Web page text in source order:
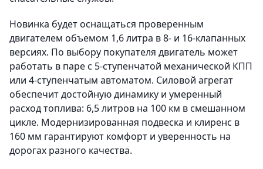
Новинка будет оснащаться проверенным
двигателем объемом 1,6 литра в 8- и 16-клапанных
версиях. По выбору покупателя двигатель может
работать в паре с 5-ступенчатой механической КПП
или 4-ступенчатым автоматом. Силовой агрегат
обеспечит достойную динамику и умеренный
расход топлива: 6,5 литров на 100 км в смешанном
цикле. Модернизированная подвеска и клиренс в
160 мм гарантируют комфорт и уверенность на
дорогах разного качества.